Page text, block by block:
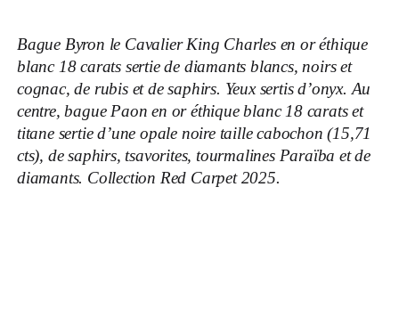
Bague Byron le Cavalier King Charles en or éthique
blanc 18 carats sertie de diamants blancs, noirs et
cognac, de rubis et de saphirs. Yeux sertis d’onyx. Au
centre, bague Paon en or éthique blanc 18 carats et
titane sertie d’une opale noire taille cabochon (15,71
cts), de saphirs, tsavorites, tourmalines Paraïba et de
diamants. Collection Red Carpet 2025.